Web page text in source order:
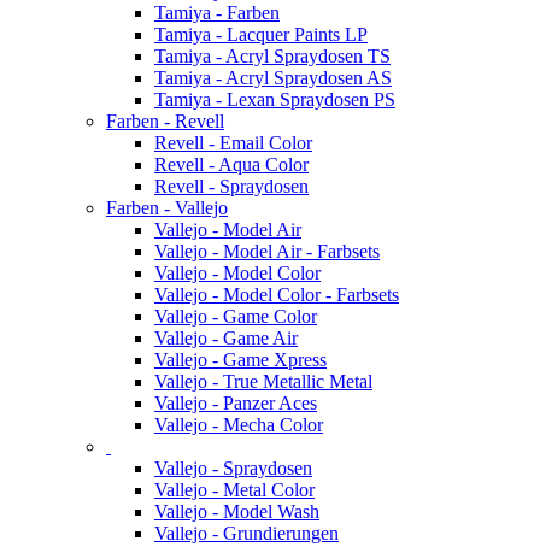
Tamiya - Farben
Tamiya - Lacquer Paints LP
Tamiya - Acryl Spraydosen TS
Tamiya - Acryl Spraydosen AS
Tamiya - Lexan Spraydosen PS
Farben - Revell
Revell - Email Color
Revell - Aqua Color
Revell - Spraydosen
Farben - Vallejo
Vallejo - Model Air
Vallejo - Model Air - Farbsets
Vallejo - Model Color
Vallejo - Model Color - Farbsets
Vallejo - Game Color
Vallejo - Game Air
Vallejo - Game Xpress
Vallejo - True Metallic Metal
Vallejo - Panzer Aces
Vallejo - Mecha Color
Vallejo - Spraydosen
Vallejo - Metal Color
Vallejo - Model Wash
Vallejo - Grundierungen